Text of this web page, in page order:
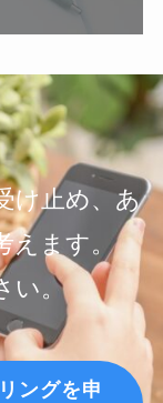
け止め、あ
えます。
い。
ングを申